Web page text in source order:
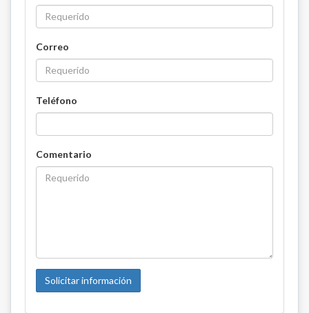
Correo
Teléfono
Comentario
Solicitar información